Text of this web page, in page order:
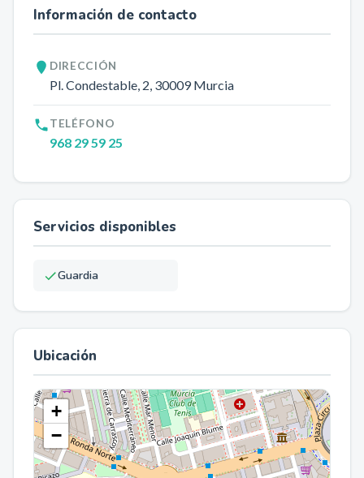
Información de contacto
DIRECCIÓN
Pl. Condestable, 2, 30009 Murcia
TELÉFONO
968 29 59 25
Servicios disponibles
Guardia
Ubicación
+
−